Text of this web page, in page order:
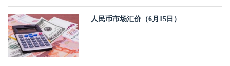
人民币市场汇价（6月15日）